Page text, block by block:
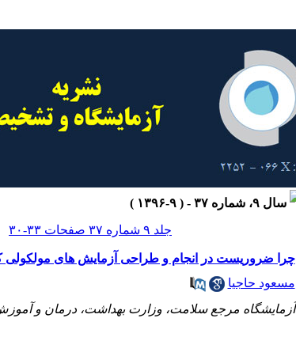
سال ۹، شماره ۳۷ - ( ۹-۱۳۹۶ )
جلد ۹ شماره ۳۷ صفحات ۳۳-۳۰
چرا ضروریست در انجام و طراحی آزمایش های مولکولی
مسعود حاجیا
آزمایشگاه مرجع سلامت، وزارت بهداشت، درمان و